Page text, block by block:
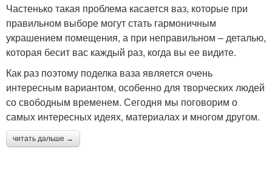
Частенько такая проблема касается ваз, которые при
правильном выборе могут стать гармоничным
украшением помещения, а при неправильном – деталью,
которая бесит вас каждый раз, когда вы ее видите.
Как раз поэтому поделка ваза является очень
интересным вариантом, особенно для творческих людей
со свободным временем. Сегодня мы поговорим о
самых интересных идеях, материалах и многом другом.
читать дальше →